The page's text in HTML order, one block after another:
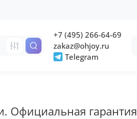
+7 (495) 266-64-69
zakaz@ohjoy.ru
Telegram
Официальная гарантия